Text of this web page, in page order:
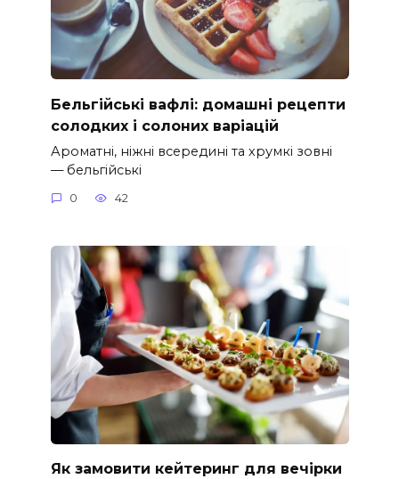
Бельгійські вафлі: домашні рецепти
солодких і солоних варіацій
Ароматні, ніжні всередині та хрумкі зовні
— бельгійські
0 42
Як замовити кейтеринг для вечірки